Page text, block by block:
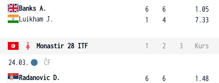
Banks A.
Luikham J.
6
1
6
4
1.05
7.33
Monastir 28 ITF 1 2 3
Kurs
24.03.
Radanovic D.
ČF
6
6
1.48